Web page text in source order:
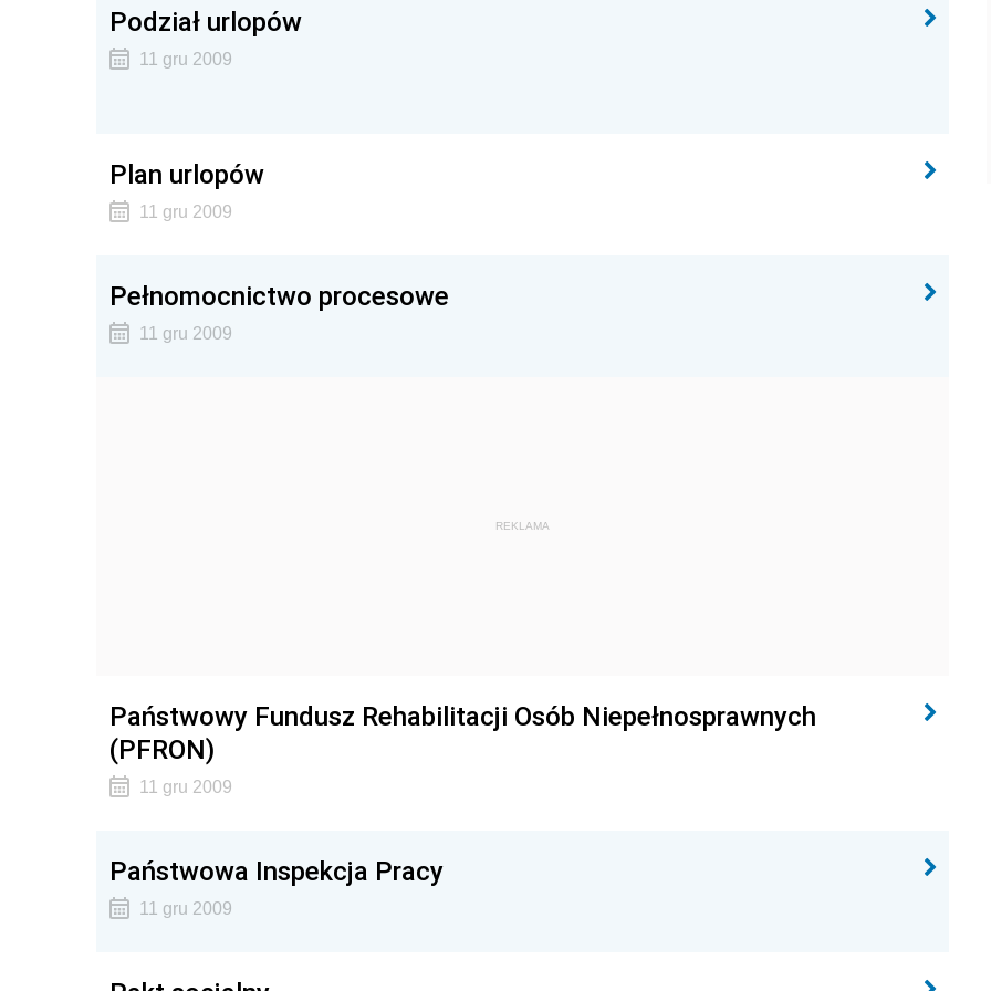
Podział urlopów
11 gru 2009
Plan urlopów
11 gru 2009
Pełnomocnictwo procesowe
11 gru 2009
REKLAMA
Państwowy Fundusz Rehabilitacji Osób Niepełnosprawnych
(PFRON)
11 gru 2009
Państwowa Inspekcja Pracy
11 gru 2009